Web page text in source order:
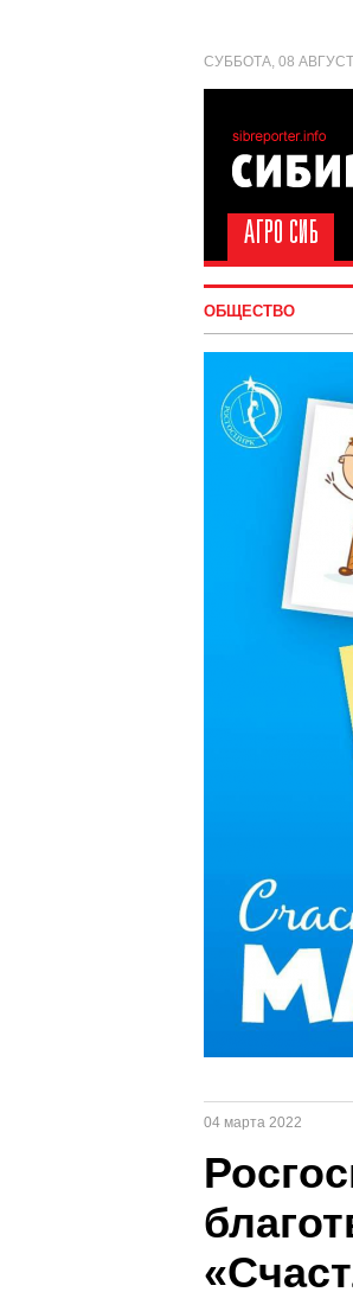
СУББОТА, 08
ОБЩЕСТВО
04 марта 2022